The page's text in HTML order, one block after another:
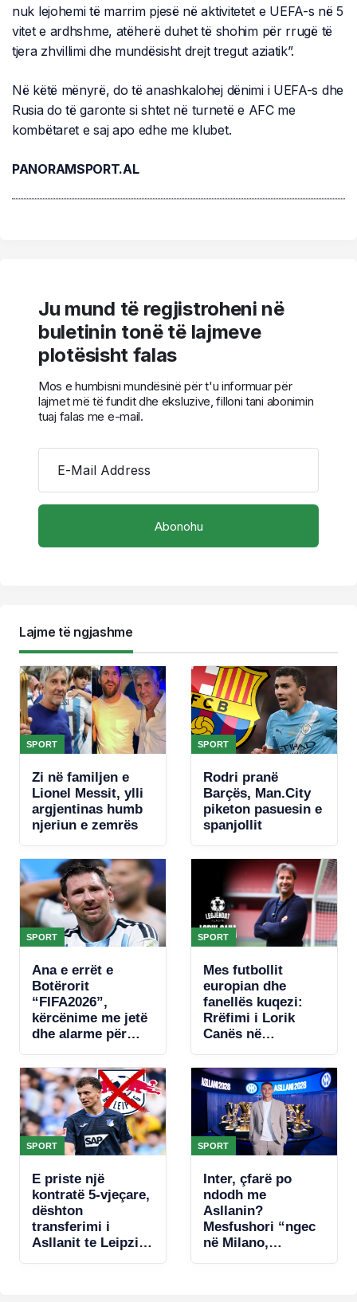
nuk lejohemi të marrim pjesë në aktivitetet e UEFA-s në 5
vitet e ardhshme, atëherë duhet të shohim për rrugë të
tjera zhvillimi dhe mundësisht drejt tregut aziatik”.
Në këtë mënyrë, do të anashkalohej dënimi i UEFA-s dhe
Rusia do të garonte si shtet në turnetë e AFC me
kombëtaret e saj apo edhe me klubet.
PANORAMSPORT.AL
Ju mund të regjistroheni në
buletinin tonë të lajmeve
plotësisht falas
Mos e humbisni mundësinë për t'u informuar për
lajmet më të fundit dhe eksluzive, filloni tani abonimin
tuaj falas me e-mail.
E-Mail Address
Lajme të ngjashme
SPORT
Zi në familjen e
Lionel Messit, ylli
argjentinas humb
njeriun e zemrës
SPORT
Rodri pranë
Barçës, Man.City
piketon pasuesin e
spanjollit
SPORT
Ana e errët e
Botërorit
“FIFA2026”,
kërcënime me jetë
dhe alarme për
plani për të vrarë
Leo Messin
SPORT
Mes futbollit
europian dhe
fanellës kuqezi:
Rrëfimi i Lorik
Canës në
SPORT
E priste një
kontratë 5-vjeçare,
dështon
transferimi i
Asllanit te Leipzig,
SPORT
Inter, çfarë po
ndodh me
Asllanin?
Mesfushori “ngec
në Milano,